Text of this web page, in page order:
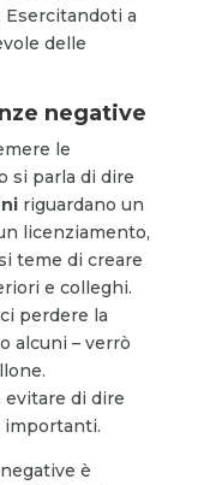
a
delle
negative
le
si parla di dire
riguardano un
licenziamento,
teme di creare
e colleghi.
perdere la
alcuni – verrò
evitare di dire
importanti.
è